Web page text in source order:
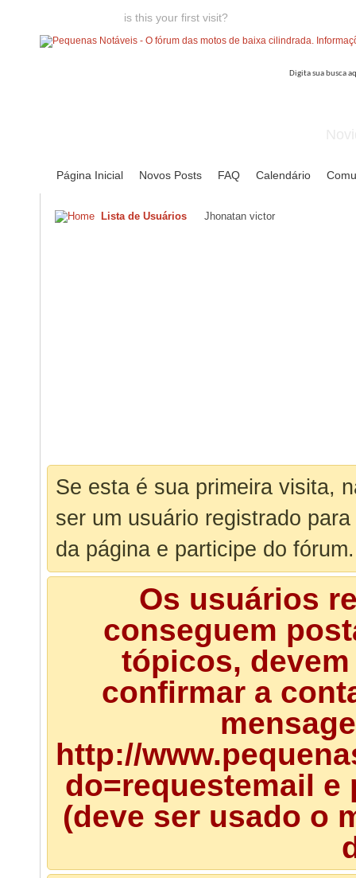
is this your first visit?
Página Inicial Novos Posts FAQ Calendário
Lista de Usuários Jhonatan victor
Se esta é sua primeira visita,
ser um usuário registrado
da página e participe do fórum.
Os usuários
conseguem
tópicos,
confirmar a
http://
do=requestemail
(deve ser usado o